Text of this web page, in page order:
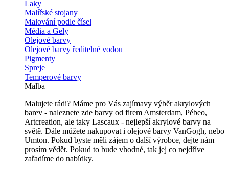
Laky
Malířské stojany
Malování podle čísel
Média a Gely
Olejové barvy
Olejové barvy ředitelné vodou
Pigmenty
Spreje
Temperové barvy
Malba
Malujete rádi? Máme pro Vás zajímavy výběr akrylových
barev - naleznete zde barvy od firem Amsterdam, Pébeo,
Artcreation, ale taky Lascaux - nejlepší akrylové barvy na
světě. Dále můžete nakupovat i olejové barvy VanGogh, nebo
Umton. Pokud byste měli zájem o další výrobce, dejte nám
prosím vědět. Pokud to bude vhodné, tak jej co nejdříve
zařadíme do nabídky.